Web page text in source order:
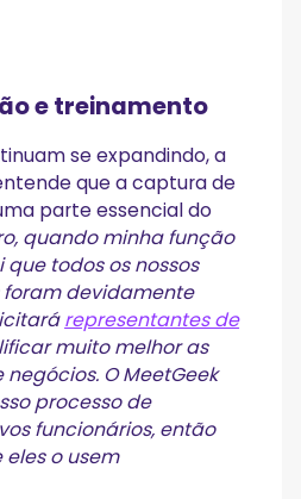
e treinamento
se expandindo, a
que a captura de
parte essencial do
quando minha função
todos os nossos
devidamente
representantes de
muito melhor as
O MeetGeek
processo de
funcionários, então
o usem